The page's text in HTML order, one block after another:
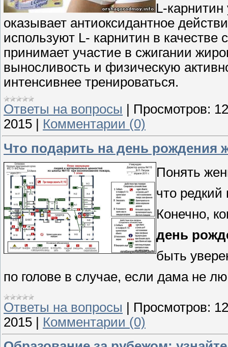
L-
оказывает антиоксидантное
используют L- карнитин в качестве
принимает участие в сжигании
выносливость и физическую
интенсивнее тренироваться.
Ответы на вопросы
Просмотров:
2015
Комментарии (0)
Что подарить на день рождения
Понять
что
Конечно,
день
быть
по голове в случае, если дама не
Ответы на вопросы Просмотров:
2015
Комментарии (0)